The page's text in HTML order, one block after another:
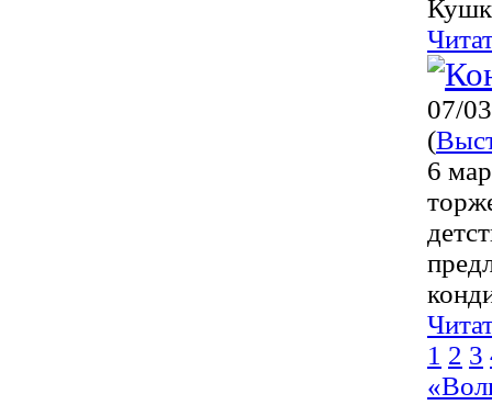
07/
(
6
1 2 3